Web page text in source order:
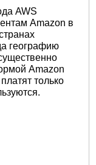
AWS
Amazon в
географию
Amazon
только